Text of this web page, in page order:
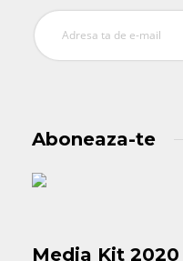
Aboneaza-te
Media Kit 2020